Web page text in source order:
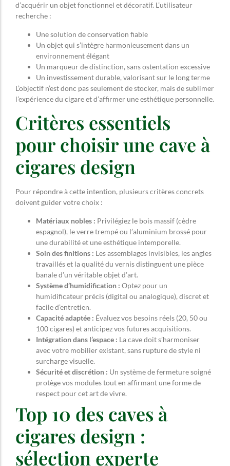
d’acquérir un objet fonctionnel et décoratif. L’utilisateur
recherche :
Une solution de conservation fiable
Un objet qui s’intègre harmonieusement dans un
environnement élégant
Un marqueur de distinction, sans ostentation excessive
Un investissement durable, valorisant sur le long terme
L’objectif n’est donc pas seulement de stocker, mais de sublimer
l’expérience du cigare et d’affirmer une esthétique personnelle.
Critères essentiels
pour choisir une cave à
cigares design
Pour répondre à cette intention, plusieurs critères concrets
doivent guider votre choix :
Matériaux nobles : Privilégiez le bois massif (cèdre
espagnol), le verre trempé ou l’aluminium brossé pour
une durabilité et une esthétique intemporelle.
Soin des finitions : Les assemblages invisibles, les angles
travaillés et la qualité du vernis distinguent une pièce
banale d’un véritable objet d’art.
Système d’humidification : Optez pour un
humidificateur précis (digital ou analogique), discret et
facile d’entretien.
Capacité adaptée : Évaluez vos besoins réels (20, 50 ou
100 cigares) et anticipez vos futures acquisitions.
Intégration dans l’espace : La cave doit s’harmoniser
avec votre mobilier existant, sans rupture de style ni
surcharge visuelle.
Sécurité et discrétion : Un système de fermeture soigné
protège vos modules tout en affirmant une forme de
respect pour cet art de vivre.
Top 10 des caves à
cigares design :
sélection experte